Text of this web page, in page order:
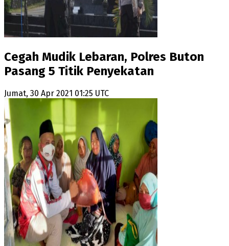
Cegah Mudik Lebaran, Polres Buton
Pasang 5 Titik Penyekatan
Jumat, 30 Apr 2021 01:25 UTC